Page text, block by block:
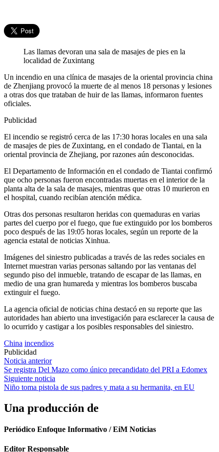
Las llamas devoran una sala de masajes de pies en la
localidad de Zuxintang
Un incendio en una clínica de masajes de la oriental provincia china
de Zhenjiang provocó la muerte de al menos 18 personas y lesiones
a otras dos que trataban de huir de las llamas, informaron fuentes
oficiales.
Publicidad
El incendio se registró cerca de las 17:30 horas locales en una sala
de masajes de pies de Zuxintang, en el condado de Tiantai, en la
oriental provincia de Zhejiang, por razones aún desconocidas.
El Departamento de Información en el condado de Tiantai confirmó
que ocho personas fueron encontradas muertas en el interior de la
planta alta de la sala de masajes, mientras que otras 10 murieron en
el hospital, cuando recibían atención médica.
Otras dos personas resultaron heridas con quemaduras en varias
partes del cuerpo por el fuego, que fue extinguido por los bomberos
poco después de las 19:05 horas locales, según un reporte de la
agencia estatal de noticias Xinhua.
Imágenes del siniestro publicadas a través de las redes sociales en
Internet muestran varias personas saltando por las ventanas del
segundo piso del inmueble, tratando de escapar de las llamas, en
medio de una gran humareda y mientras los bomberos buscaba
extinguir el fuego.
La agencia oficial de noticias china destacó en su reporte que las
autoridades han abierto una investigación para esclarecer la causa de
lo ocurrido y castigar a los posibles responsables del siniestro.
China incendios
Publicidad
Navegación
de
entradas
Noticia anterior
Se registra Del Mazo como único precandidato del PRI a Edomex
Siguiente noticia
Niño toma pistola de sus padres y mata a su hermanita, en EU
Una producción de
Periódico Enfoque Informativo / EiM Noticias
Editor Responsable